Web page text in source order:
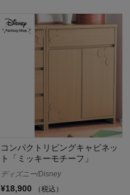
コンパクトリビングキャビネッ
ト「ミッキーモチーフ」
ディズニー/Disney
¥18,900
（税込）